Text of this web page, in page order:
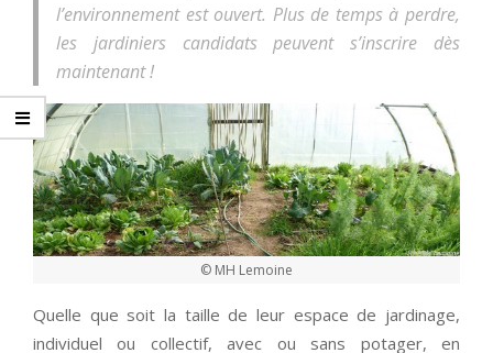
l’environnement est ouvert. Plus de temps à perdre,
les jardiniers candidats peuvent s’inscrire dès
maintenant !
© MH Lemoine
Quelle que soit la taille de leur espace de jardinage,
individuel ou collectif, avec ou sans potager, en